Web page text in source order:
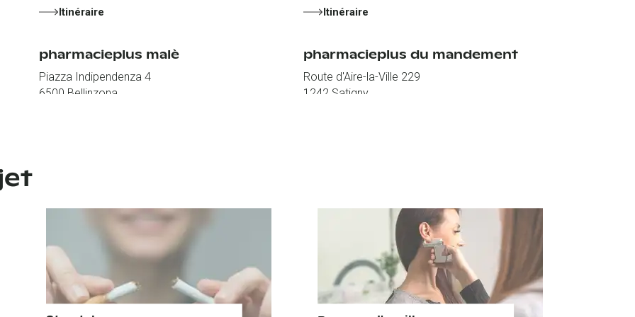
Itinéraire Itinéraire
pharmacieplus malè
Piazza Indipendenza 4
6500 Bellinzona
pharmacieplus du mandement
Route d'Aire-la-Ville 229
1242 Satigny
pharmacieplus de l’orangerie
Rue de l'Orangerie / Fbg de l'Hôpital
2000
Neuchâtel
pharmacieplus de la poste
rue des Granges 24
1530 Payerne